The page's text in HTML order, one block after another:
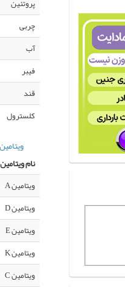
پروتئین
چربی
آب
فیبر
قند
کلسترول
نام ویتامین
ویتامین A
ویتامین D
ویتامین E
ویتامین K
ویتامین C